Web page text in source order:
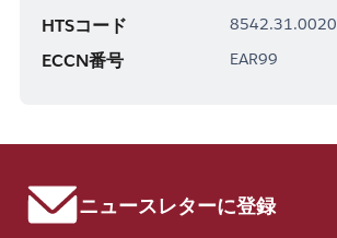
HTSコード 8542.31.0020
ECCN番号 EAR99
ニュースレターに登録